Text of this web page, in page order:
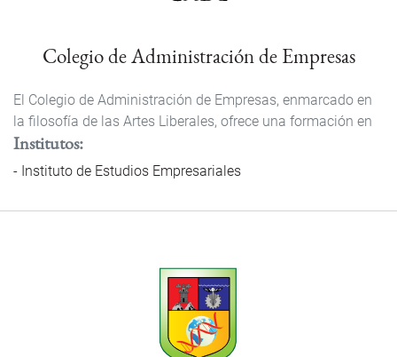
Colegio de Administración de Empresas
El Colegio de Administración de Empresas, enmarcado en
la filosofía de las Artes Liberales, ofrece una formación en
Institutos
Instituto de Estudios Empresariales